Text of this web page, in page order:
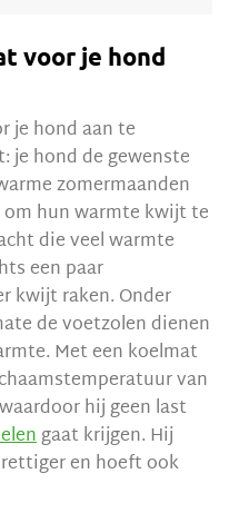
voor je hond
je hond aan te
je hond de gewenste
zomermaanden
hun warmte kwijt te
die veel warmte
een paar
kwijt raken. Onder
de voetzolen dienen
Met een koelmat
van
hij geen last
gaat krijgen. Hij
en hoeft ook